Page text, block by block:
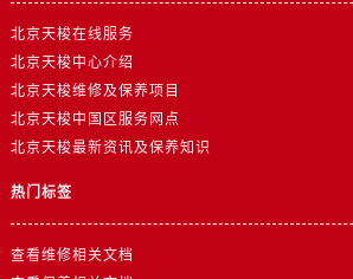
北京天梭在线服务
北京天梭中心介绍
北京天梭维修及保养项目
北京天梭中国区服务网点
北京天梭最新资讯及保养知识
热门标签
查看维修相关文档